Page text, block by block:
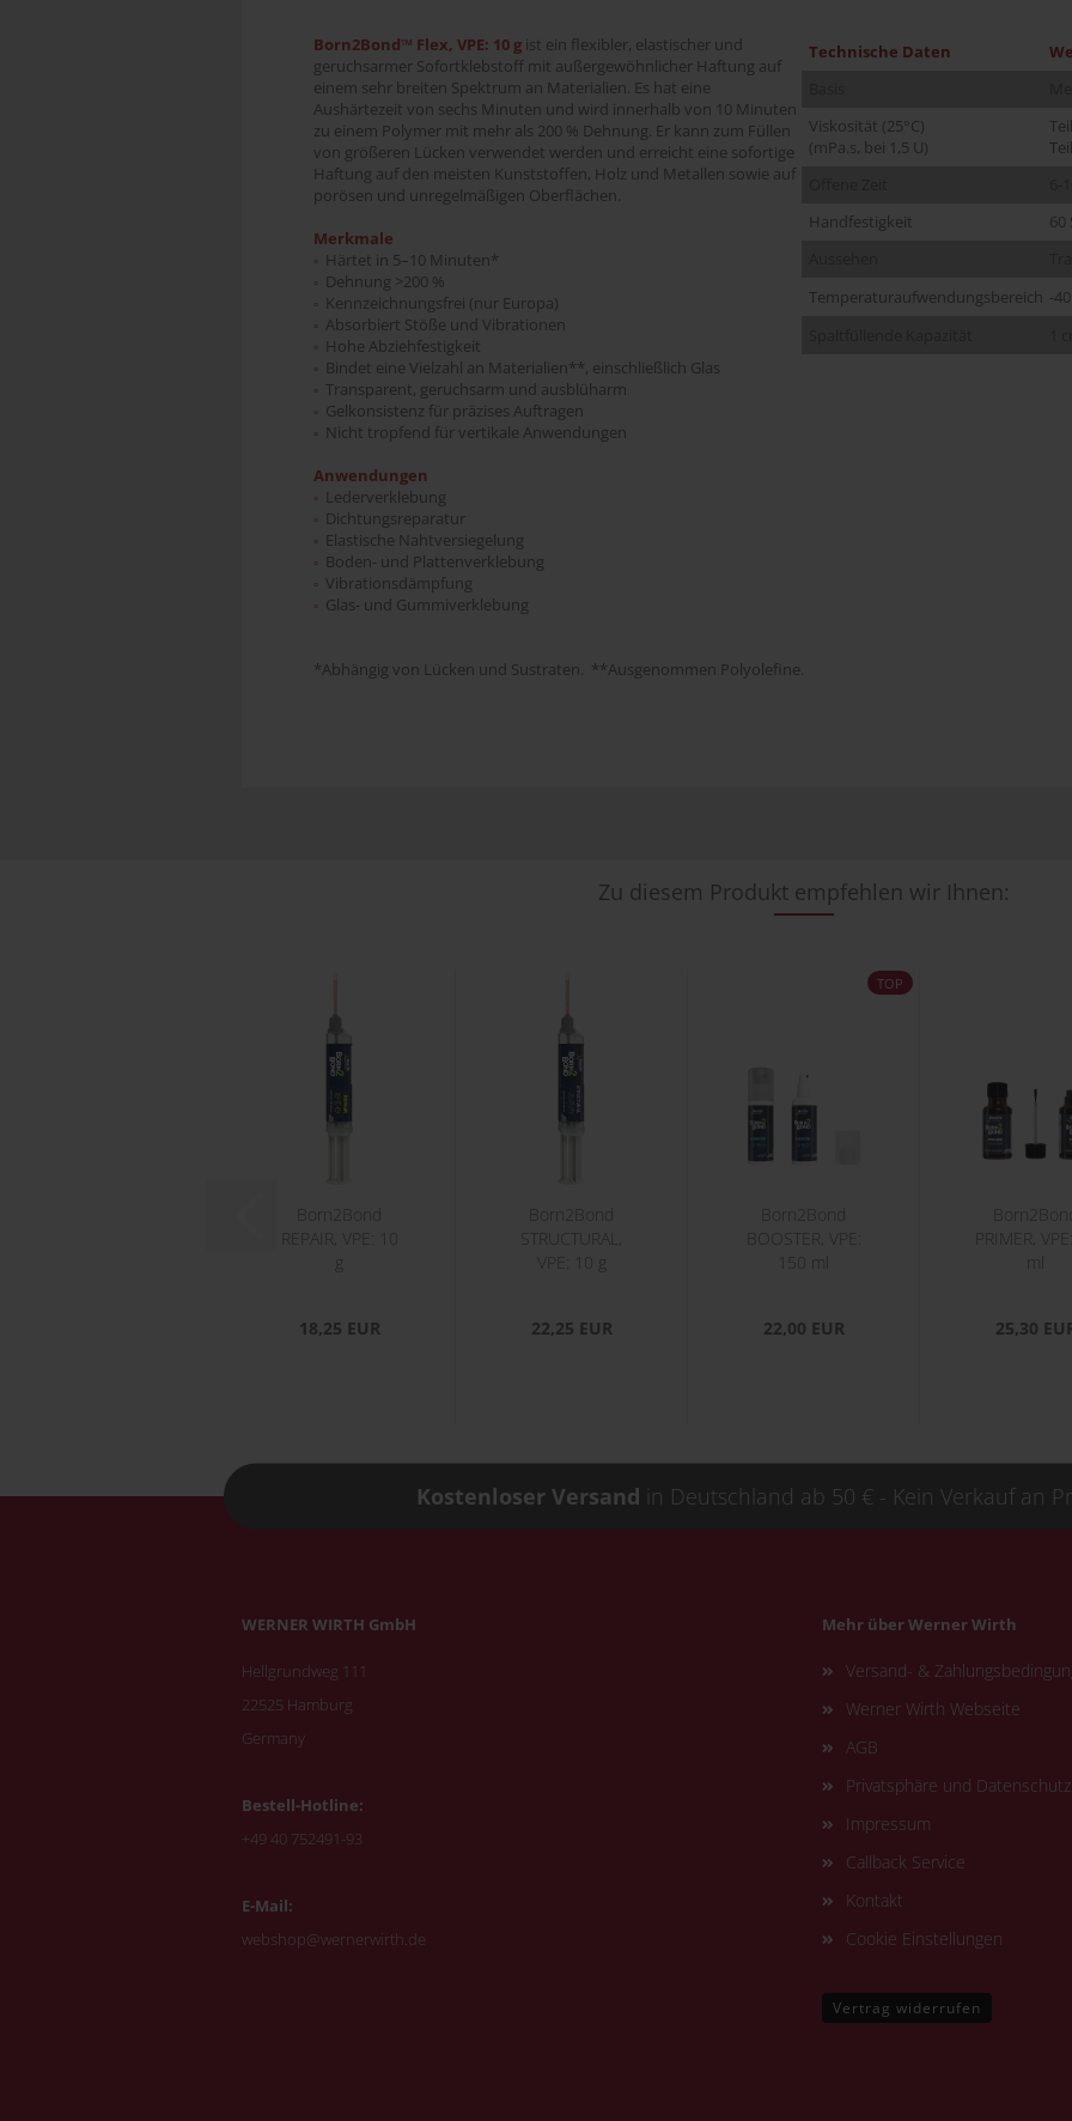
Technische Daten
Viskosität (25°C)
(mPa.s, bei 1,5 U)
Handfestigkeit
60
Temperaturaufwendungsbereich -
Born2Bond™ Flex, VPE: 10 g ist ein flexibler, elastischer und
geruchsarmer Sofortklebstoff mit außergewöhnlicher Haftung auf
einem sehr breiten Spektrum an Materialien. Es hat eine
Aushärtezeit von sechs Minuten und wird innerhalb von 10 Minuten
zu einem Polymer mit mehr als 200 % Dehnung. Er kann zum Füllen
von größeren Lücken verwendet werden und erreicht eine sofortige
Haftung auf den meisten Kunststoffen, Holz und Metallen sowie auf
porösen und unregelmäßigen Oberflächen.
Merkmale
° Härtet in 5–10 Minuten*
° Dehnung >200 %
° Kennzeichnungsfrei (nur Europa)
° Absorbiert Stöße und Vibrationen
° Hohe Abziehfestigkeit
° Bindet eine Vielzahl an Materialien**, einschließlich Glas
° Transparent, geruchsarm und ausblüharm
° Gelkonsistenz für präzises Auftragen
°
Nicht tropfend für vertikale Anwendungen
Anwendungen
° Lederverklebung
° Dichtungsreparatur
° Elastische Nahtversiegelung
° Boden- und Plattenverklebung
° Vibrationsdämpfung
° Glas- und Gummiverklebung
*Abhängig von Lücken und Sustraten. **Ausgenommen Polyolefine.
Zu diesem Produkt empfehlen wir Ihnen:
Born2Bond
REPAIR, VPE: 10
18,25 EUR
Born2Bond
STRUCTURAL,
22,25 EUR
TOP
Born2Bond
BOOSTER, VPE:
150 ml
22,00 EUR
ml
25,30
Kostenloser Versand in Deutschland ab 50 € - Kein Verkauf an
WERNER WIRTH GmbH
Hellgrundweg 111
22525 Hamburg
Germany
Bestell-Hotline:
+49 40 752491-93
E-Mail:
webshop@wernerwirth.de
Mehr über Werner Wirth
Versand- &
Werner Wirth Webseite
AGB
Privatsphäre und Datenschutz
Impressum
Callback Service
Kontakt
Cookie Einstellungen
Vertrag widerrufen